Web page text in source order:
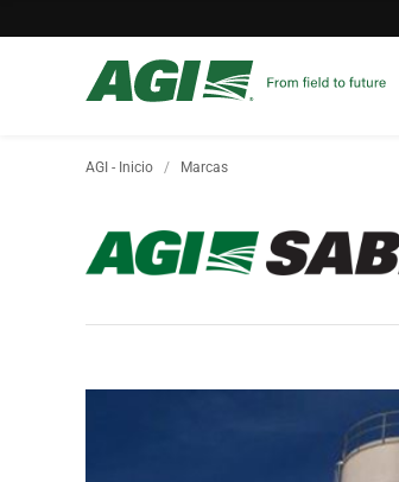
AGI - Inicio Marcas